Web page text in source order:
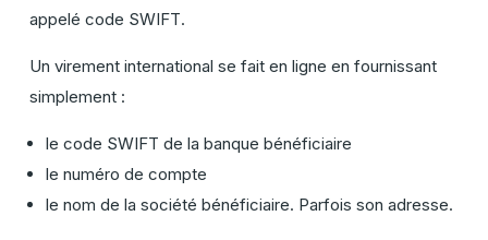
appelé code SWIFT.
Un virement international se fait en ligne en fournissant
simplement :
le code SWIFT de la banque bénéficiaire
le numéro de compte
le nom de la société bénéficiaire. Parfois son adresse.